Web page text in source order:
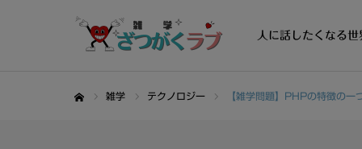
人に話したくなる
雑学 テクノロジー 【雑学問題】PHPの特徴の一